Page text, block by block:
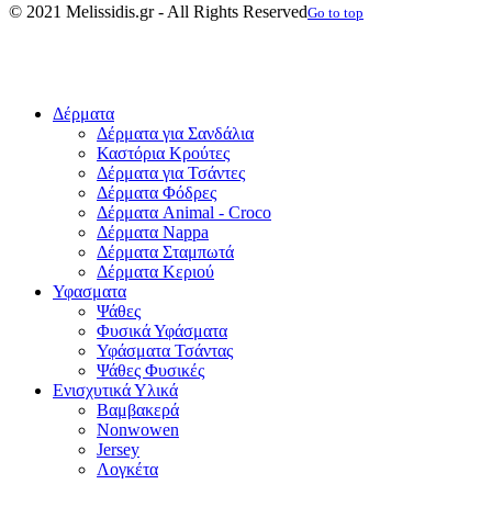
© 2021 Melissidis.gr - All Rights ReservedGo to top
Δέρματα
Δέρματα για Σανδάλια
Καστόρια Κρούτες
Δέρματα για Τσάντες
Δέρματα Φόδρες
Δέρματα Animal - Croco
Δέρματα Nappa
Δέρματα Σταμπωτά
Δέρματα Κεριού
Υφασματα
Ψάθες
Φυσικά Υφάσματα
Υφάσματα Τσάντας
Ψάθες Φυσικές
Ενισχυτικά Υλικά
Βαμβακερά
Nonwowen
Jersey
Λογκέτα